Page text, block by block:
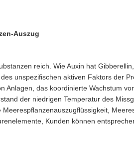
Auszug
reich. Wie Auxin hat Gibberellin,
unspezifischen aktiven Faktors der
Anlagen, das koordinierte Wachstum
der niedrigen Temperatur des
Kunden können